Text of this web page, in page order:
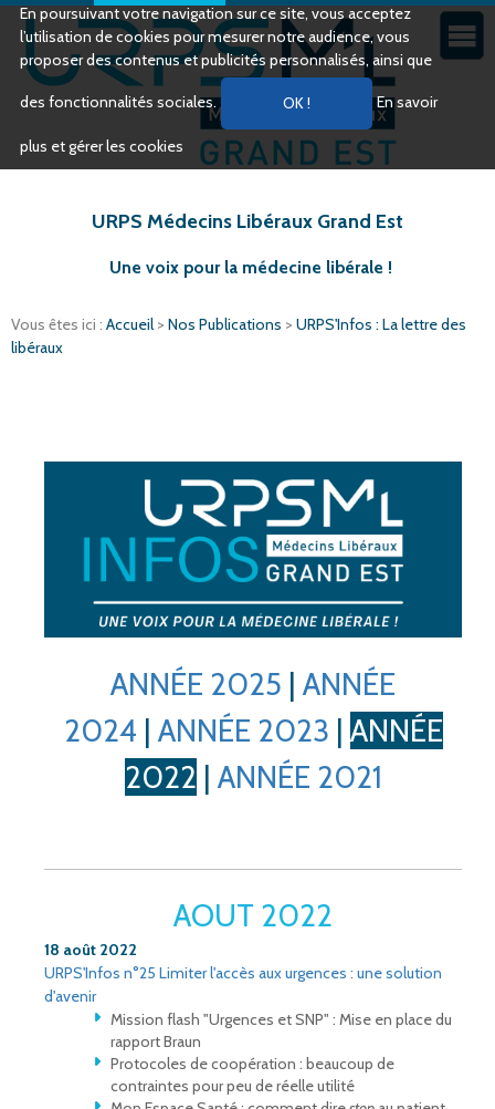
En poursuivant votre navigation sur ce site, vous acceptez
l’utilisation de cookies pour mesurer notre audience, vous
proposer des contenus et publicités personnalisés, ainsi que
des fonctionnalités sociales. En savoir
plus et gérer les cookies
URPS Médecins Libéraux Grand Est
Une voix pour la médecine libérale !
Vous êtes ici : Accueil > Nos Publications > URPS'Infos : La lettre des
libéraux
ANNÉE 2025 | ANNÉE
2024 | ANNÉE 2023 | ANNÉE
2022 | ANNÉE 2021
AOUT 2022
18 août 2022
URPS'Infos n°25 Limiter l'accès aux urgences : une solution
d'avenir
Mission flash "Urgences et SNP" : Mise en place du
rapport Braun
Protocoles de coopération : beaucoup de
contraintes pour peu de réelle utilité